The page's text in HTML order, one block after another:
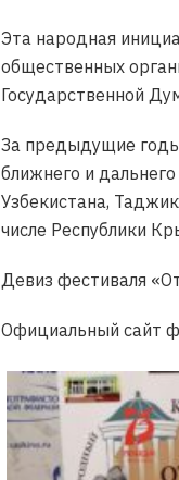
Эта народная
общественных
Государственной
За предыдущие
ближнего и
Узбекистана,
числе Республики
Девиз фестиваля
Официальный сайт